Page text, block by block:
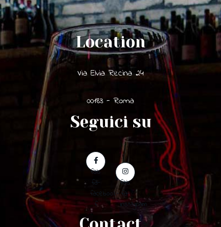
Location
Via Elvia Recina 24
00183 - Roma
Seguici su
fab
fa-
facebook-
f
fab
fa-
instagram